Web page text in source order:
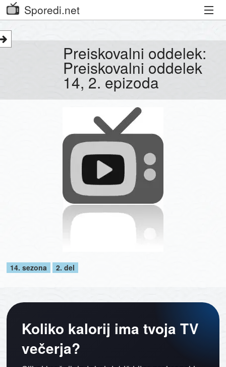
Sporedi.net
Priljubljeni kanali
Iskalnik
Preiskovalni oddelek:
Preiskovalni oddelek
14, 2. epizoda
14. sezona 2. del
Koliko kalorij ima tvoja TV
večerja?